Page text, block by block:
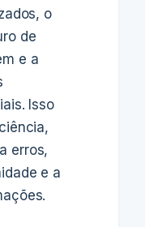
o
de
e a
Isso
erros,
e a